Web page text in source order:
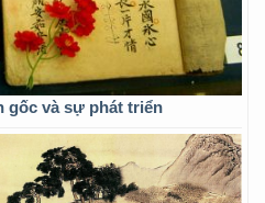
gốc và sự phát triển